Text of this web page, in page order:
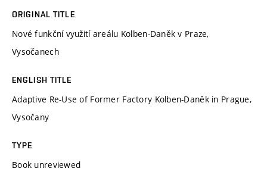
ORIGINAL TITLE
Nové funkční využití areálu Kolben-Daněk v Praze,
Vysočanech
ENGLISH TITLE
Adaptive Re-Use of Former Factory Kolben-Daněk in Prague,
Vysočany
TYPE
Book unreviewed